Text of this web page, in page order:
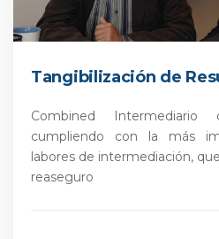
Tangibilización de
Combined Intermediario
cumpliendo con la más
labores de intermediación,
reaseguro